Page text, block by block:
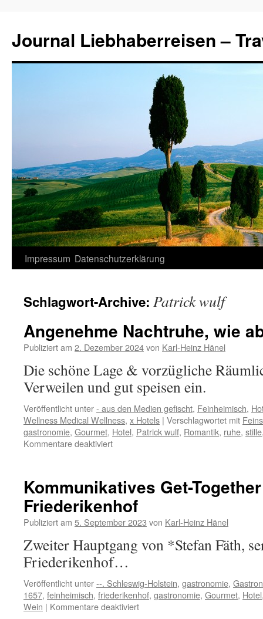
Journal Liebhaberreisen –
Zum
springen
Impressum Datenschutzerklärung
Schlagwort-Archive: Patrick wulf
Angenehme Nachtruhe, wie
Publiziert am 2. Dezember 2024von Karl-Heinz Hänel
Die schöne Lage & vorzügliche
Verweilen und gut speisen ein.
Veröffentlicht unter- aus den Medien gefischt, Feinheimisch,
Wellness Medical Wellness, x Hotels | Verschlagwortet mit
gastronomie, Gourmet, Hotel, Patrick wulf, Romantik, ruhe, stille
Kommentare deaktiviertfür
abgebildet…
Kommunikatives Get-
Friederikenhof
Publiziert am 5. September 2023 von Karl-Heinz Hänel
Zweiter Hauptgang von *Stefan Fäth,
Friederikenhof…
Veröffentlicht unter--. Schleswig-Holstein, gastronomie,
1657, feinheimisch, friederikenhof, gastronomie, Gourmet, Hotel
Wein | Kommentare deaktiviertfür